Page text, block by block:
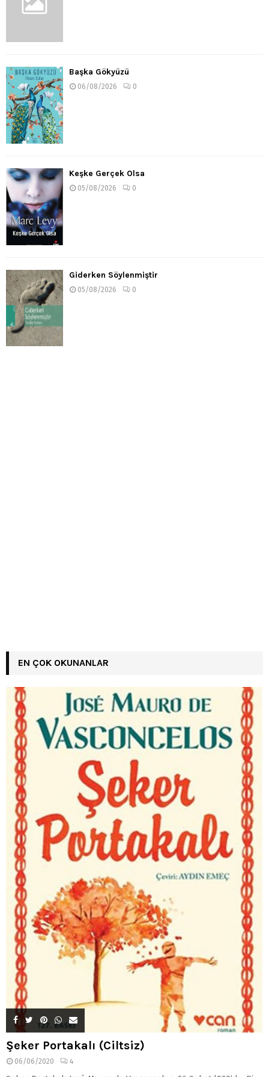
Başka Gökyüzü
06/08/2026 0
Keşke Gerçek Olsa
05/08/2026 0
Giderken Söylenmiştir
05/08/2026 0
EN ÇOK OKUNANLAR
Şeker Portakalı (Ciltsiz)
06/06/2020 4